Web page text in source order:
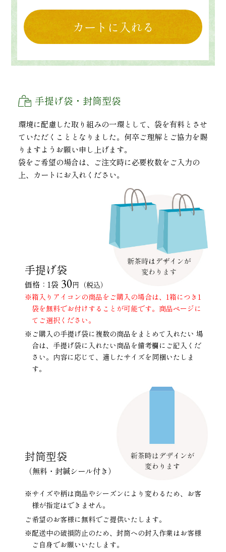
カートに入れる
手提げ袋・封筒型袋
環境に配慮した取り組みの一環として、袋を有料とさせ
ていただくこととなりました。何卒ご理解とご協力を賜
りますようお願い申し上げます。
袋をご希望の場合は、ご注文時に必要枚数をご入力の
上、カートにお入れください。
手提げ袋
価格：1袋 30円（税込）
※箱入りアイコンの商品をご購入の場合は、1箱につき1
袋を無料でお付けすることが可能です。商品ページに
てご選択ください。
※ご購入の手提げ袋に複数の商品をまとめて入れたい 場
合は、手提げ袋に入れたい商品を備考欄にご記入くだ
さい。内容に応じて、適したサイズを同梱いたしま
す。
封筒型袋
（無料・封緘シール付き）
※サイズや柄は商品やシーズンにより変わるため、お客
様が指定はできません。
ご希望のお客様に無料でご提供いたします。
※配送中の破損防止のため、封筒への封入作業はお客様
ご自身でお願いいたします。